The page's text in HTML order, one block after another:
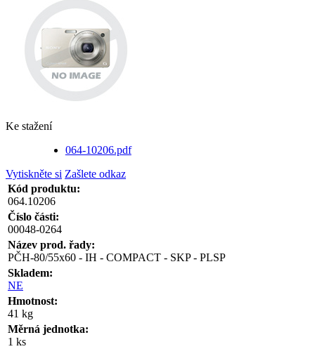
Ke stažení
064-10206.pdf
Vytiskněte si Zašlete odkaz
Kód produktu:
064.10206
Číslo části:
00048-0264
Název prod. řady:
PČH-80/55x60 - IH - COMPACT - SKP - PLSP
Skladem:
NE
Hmotnost:
41 kg
Měrná jednotka:
1 ks